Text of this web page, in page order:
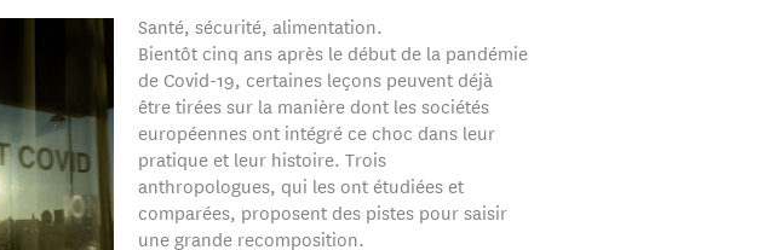
Santé, sécurité, alimentation.
Bientôt cinq ans après le début de la pandémie
de Covid-19, certaines leçons peuvent déjà
être tirées sur la manière dont les sociétés
européennes ont intégré ce choc dans leur
pratique et leur histoire. Trois
anthropologues, qui les ont étudiées et
comparées, proposent des pistes pour saisir
une grande recomposition.